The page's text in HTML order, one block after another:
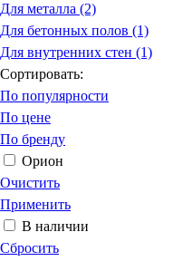
Для металла (2)
Для бетонных полов (1)
Для внутренних стен (1)
Сортировать:
По популярности
По цене
По бренду
Орион
Очистить
Применить
В наличии
Сбросить